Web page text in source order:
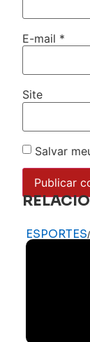
E-mail *
Site
Salvar
ESPORTES